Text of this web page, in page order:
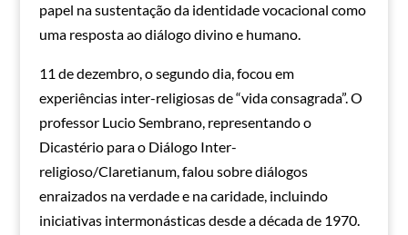
papel na sustentação da identidade vocacional como
uma resposta ao diálogo divino e humano.
11 de dezembro, o segundo dia, focou em
experiências inter-religiosas de “vida consagrada”. O
professor Lucio Sembrano, representando o
Dicastério para o Diálogo Inter-
religioso/Claretianum, falou sobre diálogos
enraizados na verdade e na caridade, incluindo
iniciativas intermonásticas desde a década de 1970.